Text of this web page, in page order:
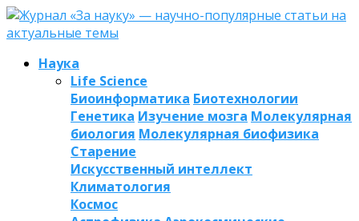
Наука
Life Science
Биоинформатика Биотехнологии
Генетика Изучение мозга Молекулярная
биология Молекулярная биофизика
Старение
Искусственный интеллект
Климатология
Космос